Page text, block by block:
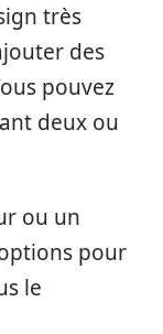
très
des
pouvez
deux ou
ou un
pour
le